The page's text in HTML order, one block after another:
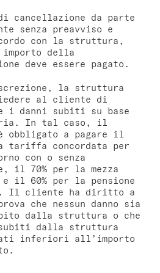
cancellazione da parte
senza preavviso e
con la struttura,
della
deve essere pagato.
la struttura
al cliente di
i danni subiti su base
In tal caso, il
obbligato a pagare il
tariffa concordata per
con o senza
il 70% per la mezza
e il 60% per la pensione
Il cliente ha diritto a
che nessun danno sia
dalla struttura o che
dalla struttura
inferiori all’importo